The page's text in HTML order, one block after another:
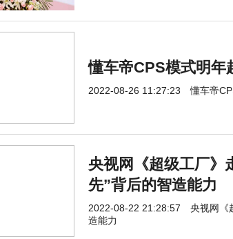
懂车帝CPS模式明年
2022-08-26 11:27:23 懂车帝
央视网《超级工厂》
先”背后的智造能力
2022-08-22 21:28:57
央视网《
造能力